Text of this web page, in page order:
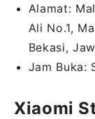
Alamat:
Ali No.1,
Bekasi,
Jam Buka:
Xiaomi